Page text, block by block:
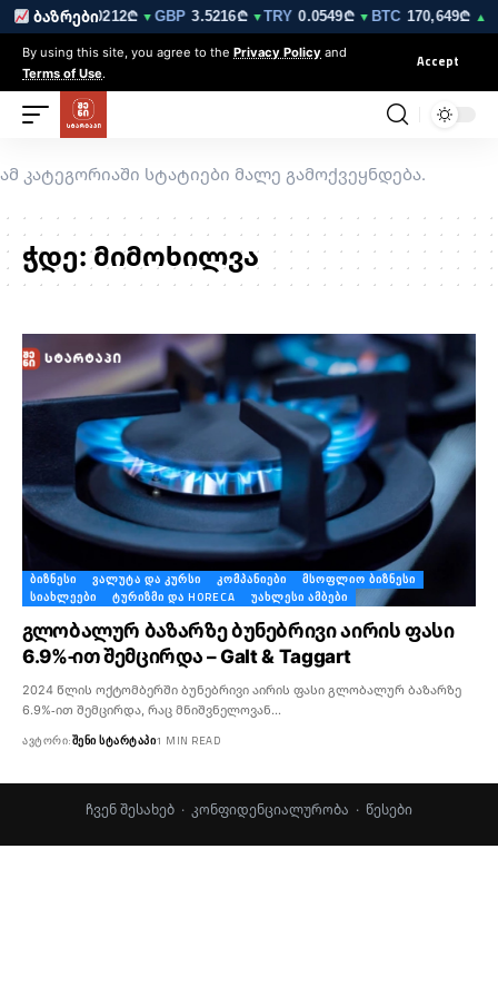
ბაზრები
▼EUR3.0212₾ ▼GBP3.5216₾ ▼TRY 0.0549₾ ▼ BTC170,649₾ ▲
By using this site, you agree to the Privacy Policy and
Terms of Use.
Accept
ამ კატეგორიაში სტატიები მალე გამოქვეყნდება.
ჭდე:მიმოხილვა
ᲑᲘᲖᲜᲔᲡᲘ ᲕᲐᲚᲣᲢᲐ ᲓᲐ ᲙᲣᲠᲡᲘ ᲙᲝᲛᲞᲐᲜᲘᲔᲑᲘ
ᲛᲡᲝᲤᲚᲘᲝ ᲑᲘᲖᲜᲔᲡᲘ
ᲡᲘᲐᲮᲚᲔᲔᲑᲘ
ᲢᲣᲠᲘᲖᲛᲘ ᲓᲐ HORECA ᲣᲐᲮᲚᲔᲡᲘ ᲐᲛᲑᲔᲑᲘ
გლობალურ ბაზარზე ბუნებრივი აირის ფასი
6.9%-ით შემცირდა – Galt & Taggart
2024 წლის ოქტომბერში ბუნებრივი აირის ფასი გლობალურ ბაზარზე
6.9%-ით შემცირდა, რაც მნიშვნელოვან…
ᲐᲕᲢᲝᲠᲘ:ᲨᲔᲜᲘ ᲡᲢᲐᲠᲢᲐᲞᲘ1 MIN READ
ჩვენ შესახებ · კონფიდენციალურობა · წესები